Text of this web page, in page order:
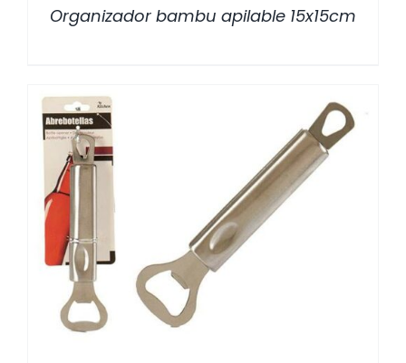
Organizador bambu apilable 15x15cm
DETALLES